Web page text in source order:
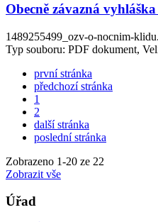
Obecně závazná
1489255499_ozv-o-nocnim-
Typ souboru: PDF dokument,
první stránka
předchozí stránka
1
2
další stránka
poslední stránka
Zobrazeno 1-20 ze 22
Zobrazit vše
Úřad